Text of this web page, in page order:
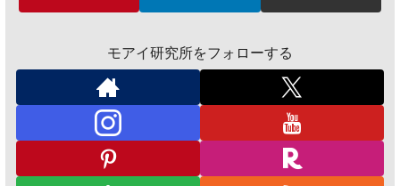
モアイ研究所をフォローする